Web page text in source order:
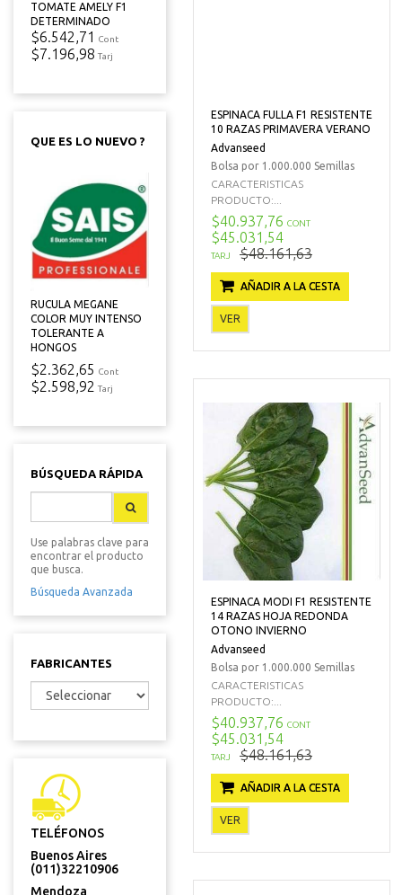
TOMATE AMELY F1
DETERMINADO
$6.542,71 Cont
$7.196,98 Tarj
QUE ES LO NUEVO ?
RUCULA MEGANE
COLOR MUY INTENSO
TOLERANTE A
HONGOS
$2.362,65 Cont
$2.598,92 Tarj
BÚSQUEDA RÁPIDA
Use palabras clave para
encontrar el producto
que busca.
Búsqueda Avanzada
FABRICANTES
TELÉFONOS
Buenos Aires
(011)32210906
Mendoza
ESPINACA FULLA F1 RESISTENTE
10 RAZAS PRIMAVERA VERANO
Advanseed
Bolsa por 1.000.000 Semillas
CARACTERISTICAS
PRODUCTO:...
$40.937,76 CONT
$45.031,54
TARJ $48.161,63
AÑADIR A LA CESTA
VER
ESPINACA MODI F1 RESISTENTE
14 RAZAS HOJA REDONDA
OTONO INVIERNO
Advanseed
Bolsa por 1.000.000 Semillas
CARACTERISTICAS
PRODUCTO:...
$40.937,76 CONT
$45.031,54
TARJ $48.161,63
AÑADIR A LA CESTA
VER